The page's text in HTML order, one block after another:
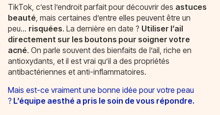
TikTok, c’est l’endroit parfait pour découvrir des astuces
beauté , mais certaines d’entre elles peuvent être un
peu… risquées. La dernière en date ? Utiliser l’ail
directement sur les boutons pour soigner votre
acné. On parle souvent des bienfaits de l’ail, riche en
antioxydants, et il est vrai qu’il a des propriétés
antibactériennes et anti-inflammatoires.
Mais est-ce vraiment une bonne idée pour votre peau
? L’équipe aesthé a pris le soin de vous répondre.